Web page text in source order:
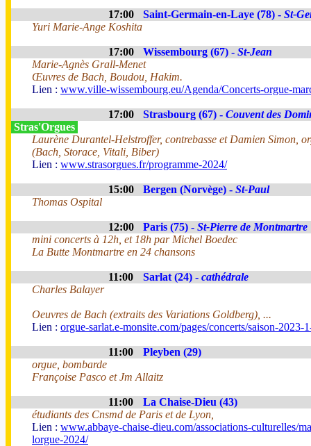
17:00 Saint-Germain-en-Laye (78) - St-
Yuri Marie-Ange Koshita
17:00 Wissembourg (67) - St-Jean
Marie-Agnès Grall-Menet
Œuvres de Bach, Boudou, Hakim.
Lien : www.ville-wissembourg.eu/Agenda/Concerts-orgue-
17:00 Strasbourg (67) - Couvent des
Stras'Orgues
Laurène Durantel-Helstroffer, contrebasse et Damien Simon,
(Bach, Storace, Vitali, Biber)
Lien : www.strasorgues.fr/programme-2024/
15:00 Bergen (Norvège) - St-Paul
Thomas Ospital
12:00 Paris (75) - St-Pierre de Montmartre
mini concerts à 12h, et 18h par Michel Boedec
La Butte Montmartre en 24 chansons
11:00 Sarlat (24) - cathédrale
Charles Balayer
Oeuvres de Bach (extraits des Variations Goldberg), ...
Lien : orgue-sarlat.e-monsite.com/pages/concerts/saison-2023-
11:00
Pleyben (29)
orgue, bombarde
Françoise Pasco et Jm Allaitz
11:00
La Chaise-Dieu (43)
étudiants des Cnsmd de Paris et de Lyon,
Lien : www.abbaye-chaise-dieu.com/associations-culturelles/
lorgue-2024/